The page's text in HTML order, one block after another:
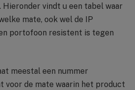
vindt u een tabel waar
mate, ook wel de IP
portofoon resistent is tegen
meestal een nummer
voor de mate waarin het product